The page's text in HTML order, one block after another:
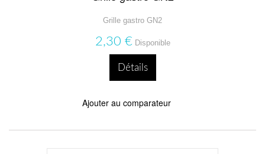
Grille gastro GN2
2,30 € Disponible
Détails
Ajouter au comparateur